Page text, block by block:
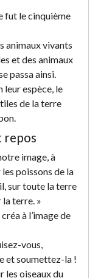
fut le cinquième
animaux vivants
et des animaux
passa ainsi.
leur espèce, le
de la terre
repos
image, à
poissons de la
sur toute la terre
terre. »
à l’image de
vous,
et soumettez-la !
les oiseaux du